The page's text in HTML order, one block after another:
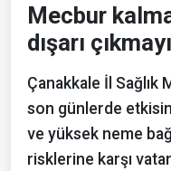
Mecbur
dışarı
Çanakkale İl Sağlık
son günlerde etkisini
ve yüksek neme
risklerine karşı